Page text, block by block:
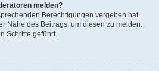
melden?
Berechtigungen vergeben hat,
Nähe des Beitrags, um diesen zu melden.
Schritte geführt.